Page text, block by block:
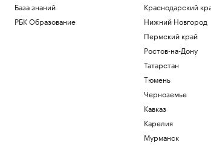
База знаний
РБК Образование
Краснодарский
Нижний Новгород
Пермский край
Ростов-на-Дону
Татарстан
Тюмень
Черноземье
Кавказ
Карелия
Мурманск